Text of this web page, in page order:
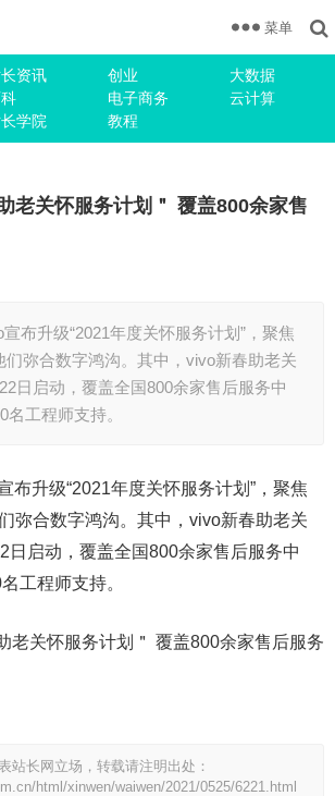
资讯 创业
大数据
电子商务
云计算
学院 教程
菜单
老关怀服务计划＂ 覆盖800余家售
布升级“2021年度关怀服务计划”，聚焦
们弥合数字鸿沟。其中，vivo新春助老关
日启动，覆盖全国800余家售后服务中
工程师支持。
布升级“2021年度关怀服务计划”，聚焦
弥合数字鸿沟。其中，vivo新春助老关
日启动，覆盖全国800余家售后服务中
工程师支持。
站长网立场，转载请注明出处：
html/xinwen/waiwen/2021/0525/6221.html